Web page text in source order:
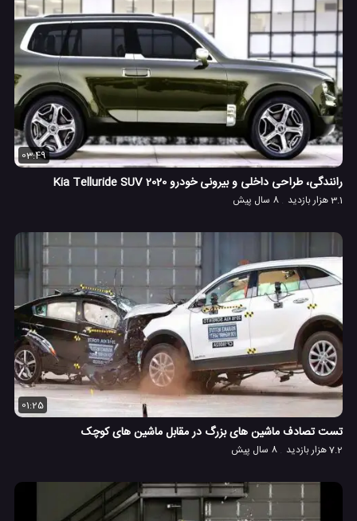
03:49
رانندگی، طراحی داخلی و بیرونی خودرو 2020 Kia Telluride SUV
3.1 هزار بازدید 8 سال پیش
01:25
تست تصادف ماشین های بزرگ در مقابل ماشین های کوچک
7.2 هزار بازدید 8 سال پیش